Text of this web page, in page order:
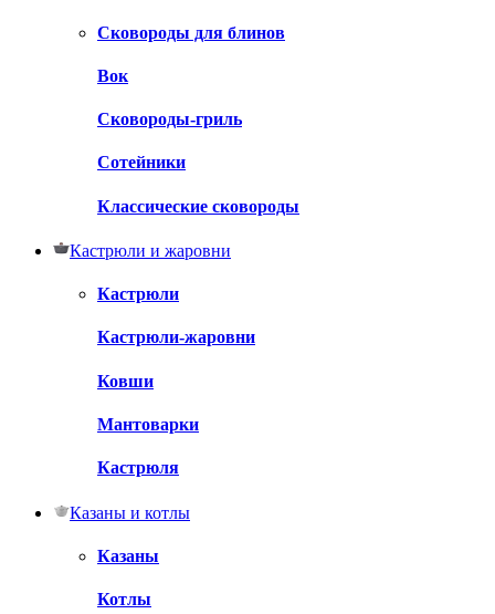
Сковороды для блинов
Вок
Сковороды-гриль
Сотейники
Классические сковороды
Кастрюли и жаровни
Кастрюли
Кастрюли-жаровни
Ковши
Мантоварки
Кастрюля
Казаны и котлы
Казаны
Котлы